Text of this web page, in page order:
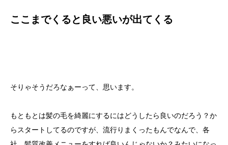
ここまでくると 良い悪いが出てくる
そりゃそうだろなぁーって、思います。
もともとは髪の毛を綺麗にするにはどうしたら良いのだろう？か
らスタートしてるのですが、流行りまくったもんでなんで、各